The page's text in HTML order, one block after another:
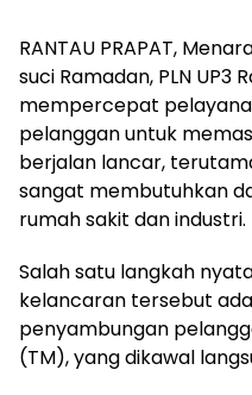
RANTAU PRAPAT,
suci Ramadan, PLN
mempercepat
pelanggan untuk
berjalan lancar,
sangat membutuhkan
rumah sakit dan industri.
Salah satu langkah
kelancaran tersebut
penyambungan
(TM), yang dikawal